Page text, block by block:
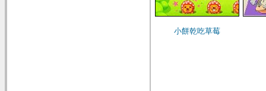
小餅乾吃草莓